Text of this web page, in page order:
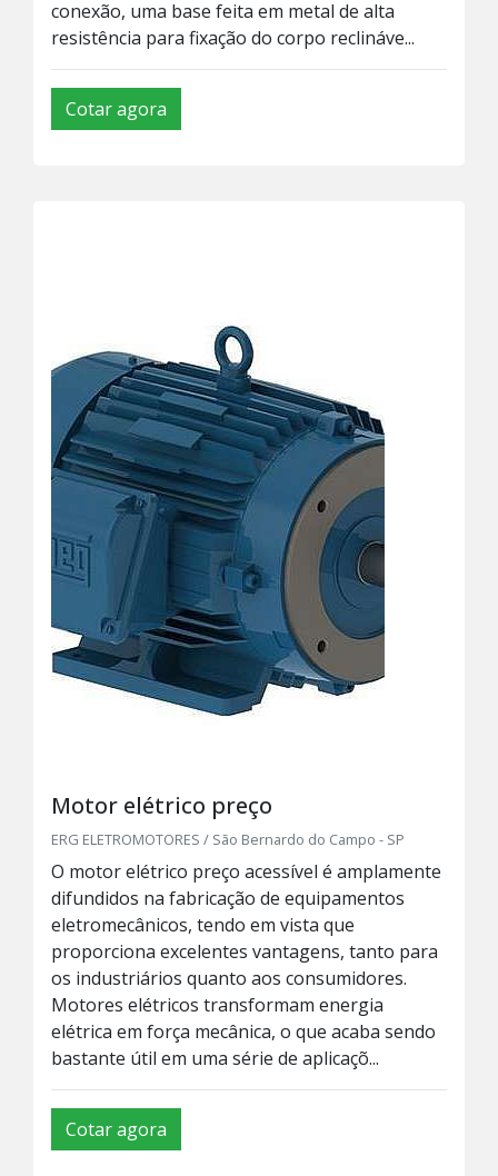
conexão, uma base feita em metal de alta
resistência para fixação do corpo reclináve...
Cotar agora
Motor elétrico preço
ERG ELETROMOTORES / São Bernardo do Campo - SP
O motor elétrico preço acessível é amplamente
difundidos na fabricação de equipamentos
eletromecânicos, tendo em vista que
proporciona excelentes vantagens, tanto para
os industriários quanto aos consumidores.
Motores elétricos transformam energia
elétrica em força mecânica, o que acaba sendo
bastante útil em uma série de aplicaçõ...
Cotar agora